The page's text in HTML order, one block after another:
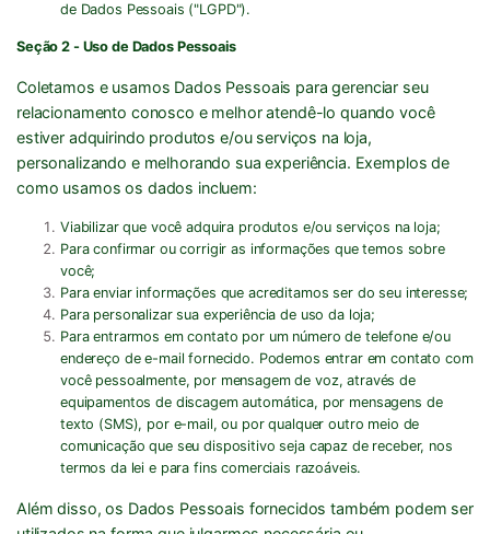
de Dados Pessoais ("LGPD").
Seção 2 - Uso de Dados Pessoais
Coletamos e usamos Dados Pessoais para gerenciar seu
relacionamento conosco e melhor atendê-lo quando você
estiver adquirindo produtos e/ou serviços na loja,
personalizando e melhorando sua experiência. Exemplos de
como usamos os dados incluem:
Viabilizar que você adquira produtos e/ou serviços na loja;
Para confirmar ou corrigir as informações que temos sobre
você;
Para enviar informações que acreditamos ser do seu interesse;
Para personalizar sua experiência de uso da loja;
Para entrarmos em contato por um número de telefone e/ou
endereço de e-mail fornecido. Podemos entrar em contato com
você pessoalmente, por mensagem de voz, através de
equipamentos de discagem automática, por mensagens de
texto (SMS), por e-mail, ou por qualquer outro meio de
comunicação que seu dispositivo seja capaz de receber, nos
termos da lei e para fins comerciais razoáveis.
Além disso, os Dados Pessoais fornecidos também podem ser